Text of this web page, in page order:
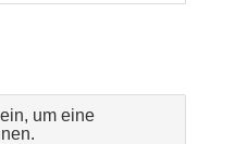
um eine